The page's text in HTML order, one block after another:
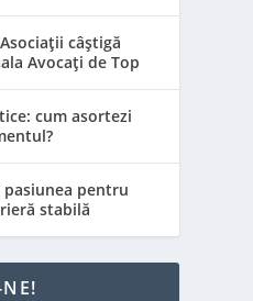
câștigă
Avocați de Top
cum asortezi
pentru
stabilă